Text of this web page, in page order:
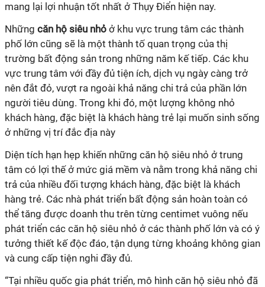
mang lại lợi nhuận tốt nhất ở Thụy Điển hiện nay.
Những căn hộ siêu nhỏ ở khu vực trung tâm các thành
phố lớn cũng sẽ là một thành tố quan trọng của thị
trường bất động sản trong những năm kế tiếp. Các khu
vực trung tâm với đầy đủ tiện ích, dịch vụ ngày càng trở
nên đắt đỏ, vượt ra ngoài khả năng chi trả của phần lớn
người tiêu dùng. Trong khi đó, một lượng không nhỏ
khách hàng, đặc biệt là khách hàng trẻ lại muốn sinh sống
ở những vị trí đắc địa này
Diện tích hạn hẹp khiến những căn hộ siêu nhỏ ở trung
tâm có lợi thế ở mức giá mềm và nằm trong khả năng chi
trả của nhiều đối tượng khách hàng, đặc biệt là khách
hàng trẻ. Các nhà phát triển bất động sản hoàn toàn có
thể tăng được doanh thu trên từng centimet vuông nếu
phát triển các căn hộ siêu nhỏ ở các thành phố lớn và có ý
tưởng thiết kế độc đáo, tận dụng từng khoảng không gian
và cung cấp tiện nghi đầy đủ.
“Tại nhiều quốc gia phát triển, mô hình căn hộ siêu nhỏ đã